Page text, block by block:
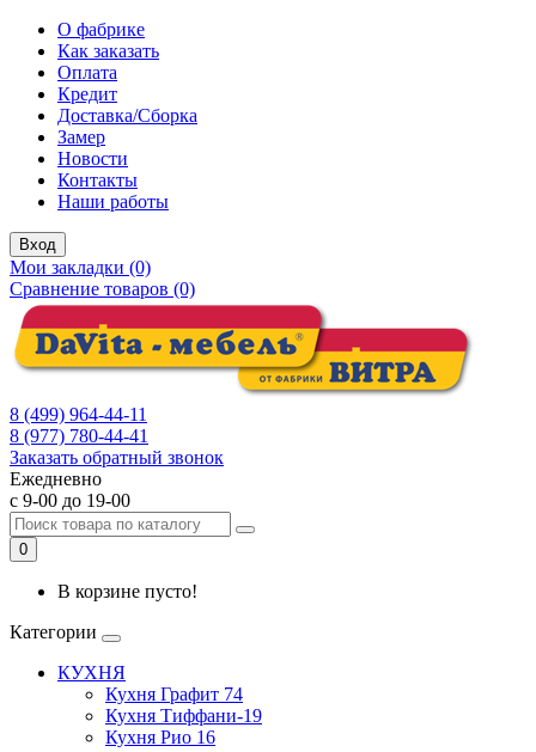
О фабрике
Как заказать
Оплата
Кредит
Доставка/Сборка
Замер
Новости
Контакты
Наши работы
Вход
Мои закладки (0)
Сравнение товаров (0)
8 (499) 964-44-11
8 (977) 780-44-41
Заказать обратный звонок
Ежедневно
с 9-00 до 19-00
0
В корзине пусто!
Категории
КУХНЯ
Кухня Графит 74
Кухня Тиффани-19
Кухня Рио 16